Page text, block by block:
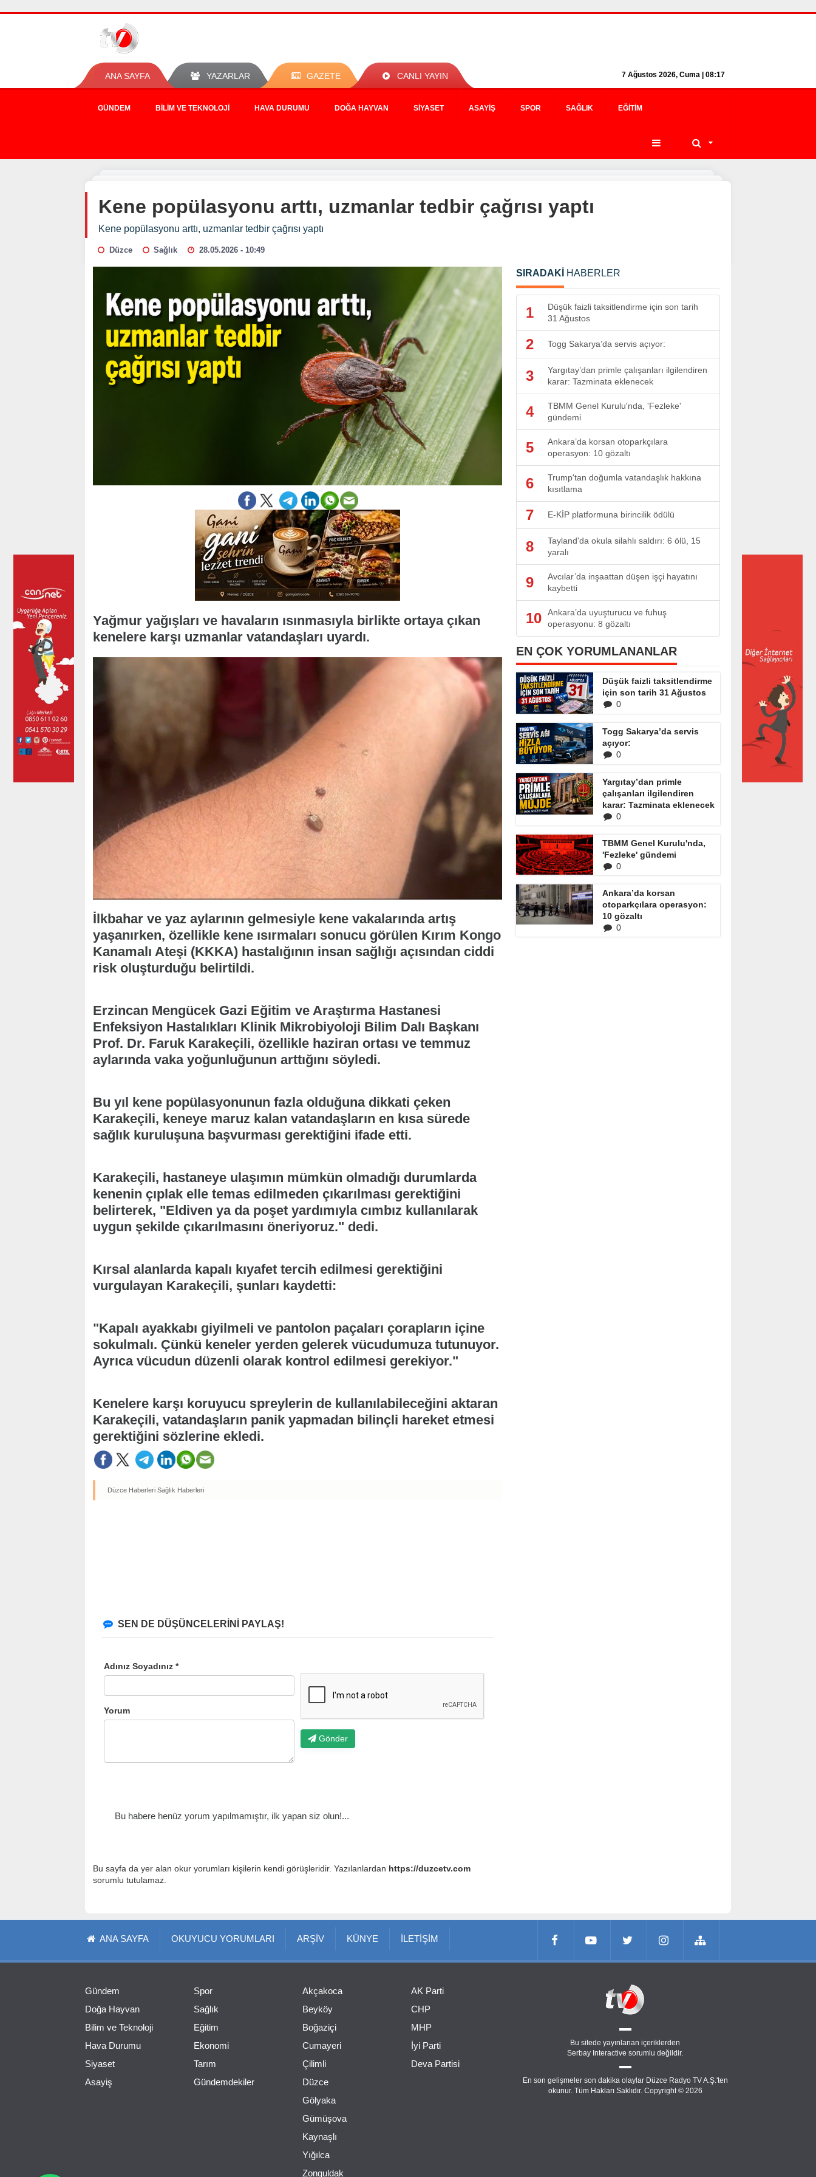
ANA SAYFA YAZARLAR GAZETE CANLI YAYIN 7 Ağustos 2026, Cuma | 08:17
GÜNDEM BILIM VE TEKNOLOJI HAVA DURUMU DOĞA HAYVAN SIYASET ASAYIŞ SPOR SAĞLIK EĞITIM
Kene popülasyonu arttı, uzmanlar tedbir çağrısı yaptı
Kene popülasyonu arttı, uzmanlar tedbir çağrısı yaptı
Düzce Sağlık 28.05.2026 - 10:49
Yağmur yağışları ve havaların ısınmasıyla birlikte ortaya çıkan
kenelere karşı uzmanlar vatandaşları uyardı.
İlkbahar ve yaz aylarının gelmesiyle kene vakalarında artış
yaşanırken, özellikle kene ısırmaları sonucu görülen Kırım Kongo
Kanamalı Ateşi (KKKA) hastalığının insan sağlığı açısından ciddi
risk oluşturduğu belirtildi.
Erzincan Mengücek Gazi Eğitim ve Araştırma Hastanesi
Enfeksiyon Hastalıkları Klinik Mikrobiyoloji Bilim Dalı Başkanı
Prof. Dr. Faruk Karakeçili, özellikle haziran ortası ve temmuz
aylarında vaka yoğunluğunun arttığını söyledi.
Bu yıl kene popülasyonunun fazla olduğuna dikkati çeken
Karakeçili, keneye maruz kalan vatandaşların en kısa sürede
sağlık kuruluşuna başvurması gerektiğini ifade etti.
Karakeçili, hastaneye ulaşımın mümkün olmadığı durumlarda
kenenin çıplak elle temas edilmeden çıkarılması gerektiğini
belirterek, "Eldiven ya da poşet yardımıyla cımbız kullanılarak
uygun şekilde çıkarılmasını öneriyoruz." dedi.
Kırsal alanlarda kapalı kıyafet tercih edilmesi gerektiğini
vurgulayan Karakeçili, şunları kaydetti:
"Kapalı ayakkabı giyilmeli ve pantolon paçaları çorapların içine
sokulmalı. Çünkü keneler yerden gelerek vücudumuza tutunuyor.
Ayrıca vücudun düzenli olarak kontrol edilmesi gerekiyor."
Kenelere karşı koruyucu spreylerin de kullanılabileceğini aktaran
Karakeçili, vatandaşların panik yapmadan bilinçli hareket etmesi
gerektiğini sözlerine ekledi.
Düzce Haberleri Sağlık Haberleri
SEN DE DÜŞÜNCELERİNİ PAYLAŞ!
Adınız Soyadınız *
Yorum
Gönder
Bu habere henüz yorum yapılmamıştır, ilk yapan siz olun!...
Bu sayfa da yer alan okur yorumları kişilerin kendi görüşleridir. Yazılanlardan https://duzcetv.com
sorumlu tutulamaz.
SIRADAKİ HABERLER
1
Düşük faizli taksitlendirme için son tarih
31 Ağustos
2 Togg Sakarya’da servis açıyor:
3
Yargıtay’dan primle çalışanları ilgilendiren
karar: Tazminata eklenecek
4
TBMM Genel Kurulu'nda, 'Fezleke'
gündemi
5
Ankara’da korsan otoparkçılara
operasyon: 10 gözaltı
6
Trump'tan doğumla vatandaşlık hakkına
kısıtlama
7 E-KİP platformuna birincilik ödülü
8
Tayland'da okula silahlı saldırı: 6 ölü, 15
yaralı
9
Avcılar’da inşaattan düşen işçi hayatını
kaybetti
10
Ankara’da uyuşturucu ve fuhuş
operasyonu: 8 gözaltı
EN ÇOK YORUMLANANLAR
Düşük faizli taksitlendirme
için son tarih 31 Ağustos
0
Togg Sakarya’da servis
açıyor:
0
Yargıtay’dan primle
çalışanları ilgilendiren
karar: Tazminata eklenecek
0
TBMM Genel Kurulu'nda,
'Fezleke' gündemi
0
Ankara’da korsan
otoparkçılara operasyon:
10 gözaltı
0
ANA SAYFA OKUYUCU YORUMLARI ARŞİV KÜNYE İLETİŞİM
Gündem
Doğa Hayvan
Bilim ve Teknoloji
Hava Durumu
Siyaset
Asayiş
Spor
Sağlık
Eğitim
Ekonomi
Tarım
Gündemdekiler
Akçakoca
Beyköy
Boğaziçi
Cumayeri
Çilimli
Düzce
Gölyaka
Gümüşova
Kaynaşlı
Yığılca
Zonguldak
AK Parti
CHP
MHP
İyi Parti
Deva Partisi
Bu sitede yayınlanan içeriklerden
Serbay Interactive sorumlu değildir.
En son gelişmeler son dakika olaylar Düzce Radyo TV A.Ş.'ten
okunur. Tüm Hakları Saklıdır. Copyright © 2026